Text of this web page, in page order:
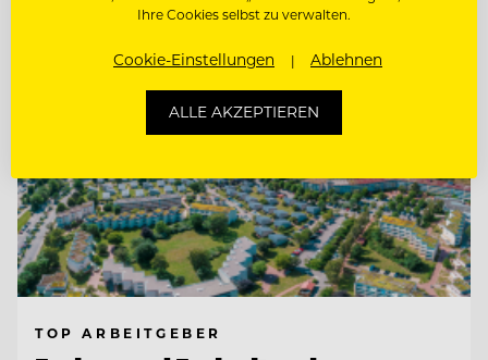
TOP ARBEITGEBER
Ihre Cookies selbst zu verwalten.
Cookie-Einstellungen Ablehnen
ALLE AKZEPTIEREN